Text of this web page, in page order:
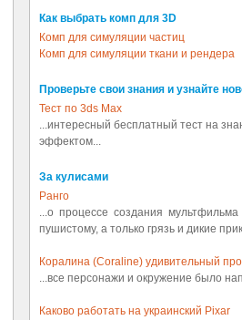
Как выбрать комп для 3D
Комп для симуляции частиц
Комп для симуляции ткани и рендера
Проверьте свои знания и узнайте
Тест по 3ds Max
...интересный бесплатный тест на
эффектом...
За кулисами
Ранго
...о процессе создания
пушистому, а только грязь и дикие
Коралина (Coraline) удивительный
...все персонажи и окружение было
Каково работать на украинский Pixar